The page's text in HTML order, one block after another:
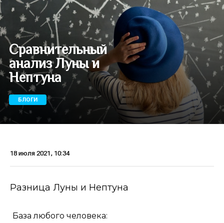
Сравнительный
анализ Луны и
Нептуна
БЛОГИ
18 июля 2021, 10:34
Разница Луны и Нептуна
База любого человека: